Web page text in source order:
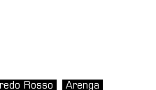
Rosso Arenga